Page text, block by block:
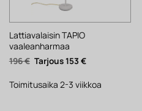
Lattiavalaisin TAPIO
vaaleanharmaa
196€ Alkuperäinen
hinta
196 €.
153 €Nykyinen
153 €.
Toimitusaika 2-3 viikkoa